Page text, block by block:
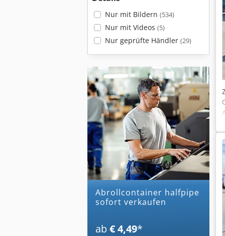
Nur mit Bildern (534)
Nur mit Videos (5)
Nur geprüfte Händler (29)
abrollcontainer halfpipe
sofort verkaufen
ab € 4,49*